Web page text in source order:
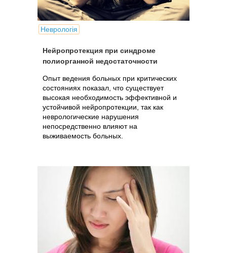
Неврологія
Нейропротекция при синдроме
полиорганной недостаточности
Опыт ведения больных при критических
состояниях показал, что существует
высокая необходимость эффективной и
устойчивой нейропротекции, так как
неврологические нарушения
непосредственно влияют на
выживаемость больных.